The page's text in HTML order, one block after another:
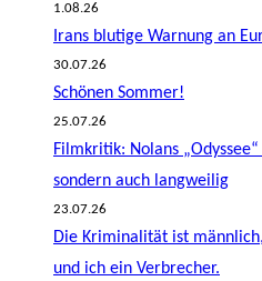
1.08.26
Irans blutige Warnung an
30.07.26
Schönen Sommer!
25.07.26
Filmkritik: Nolans
sondern auch langweilig
23.07.26
Die Kriminalität ist
und ich ein Verbrecher.